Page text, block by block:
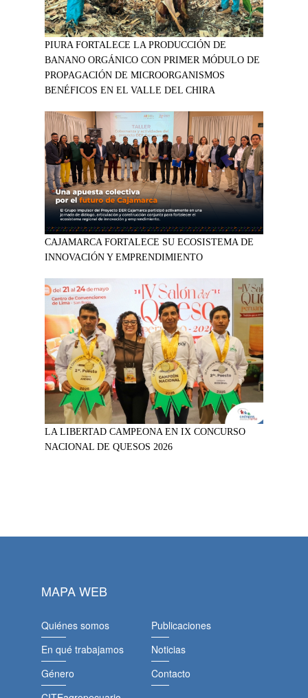
PIURA FORTALECE LA PRODUCCIÓN DE
BANANO ORGÁNICO CON PRIMER MÓDULO DE
PROPAGACIÓN DE MICROORGANISMOS
BENÉFICOS EN EL VALLE DEL CHIRA
CAJAMARCA FORTALECE SU ECOSISTEMA DE
INNOVACIÓN Y EMPRENDIMIENTO
LA LIBERTAD CAMPEONA EN IX CONCURSO
NACIONAL DE QUESOS 2026
MAPA WEB
Quiénes somos
En qué trabajamos
Género
Publicaciones
Noticias
Contacto